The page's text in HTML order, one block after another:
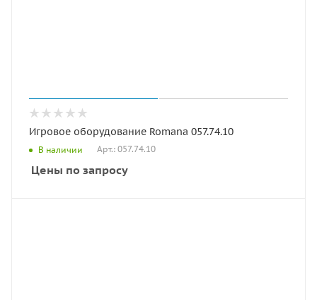
Игровое оборудование Romana 057.74.10
В наличии Арт.: 057.74.10
Цены по запросу